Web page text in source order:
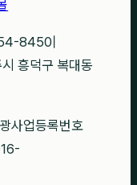
8450
흥덕구 복대동
사업등록번호